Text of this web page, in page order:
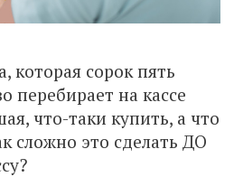
которая сорок пять
перебирает на кассе
что-таки купить, а что
сложно это сделать ДО